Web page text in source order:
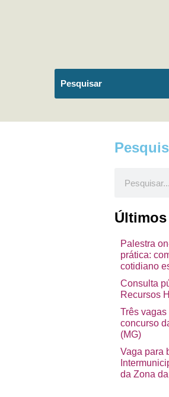
Palestra
prática:
cotidiano
Consulta
Recursos
Três
concurso
(MG)
Vaga para
da Zona